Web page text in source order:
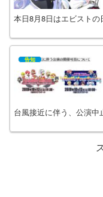
本日8月8日はエビスト
告知
台風接近に伴う、公演